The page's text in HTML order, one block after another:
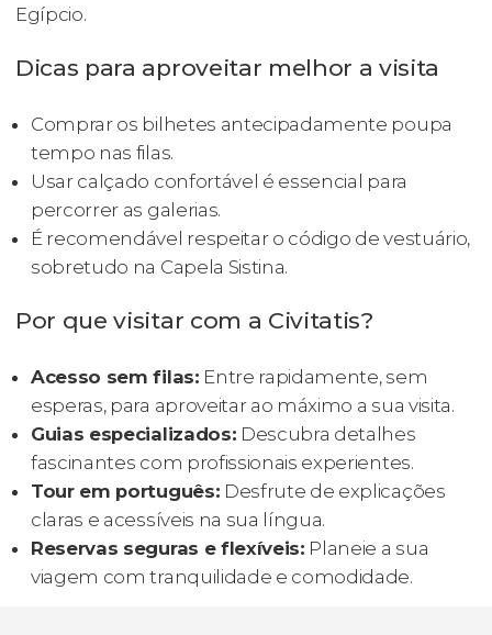
Egípcio.
Dicas para aproveitar melhor a visita
Comprar os bilhetes antecipadamente poupa
tempo nas filas.
Usar calçado confortável é essencial para
percorrer as galerias.
É recomendável respeitar o código de vestuário,
sobretudo na Capela Sistina.
Por que visitar com a Civitatis?
Acesso sem filas: Entre rapidamente, sem
esperas, para aproveitar ao máximo a sua visita.
Guias especializados: Descubra detalhes
fascinantes com profissionais experientes.
Tour em português: Desfrute de explicações
claras e acessíveis na sua língua.
Reservas seguras e flexíveis: Planeie a sua
viagem com tranquilidade e comodidade.